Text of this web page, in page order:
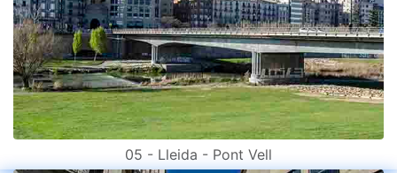
05 - Lleida - Pont Vell